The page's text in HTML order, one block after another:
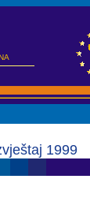
1999